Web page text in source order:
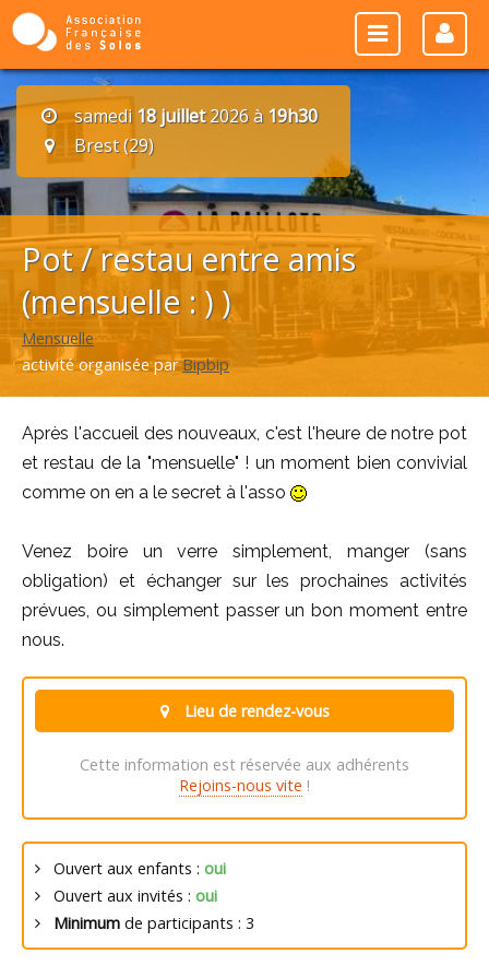
samedi 18 juillet2026 à 19h30
Brest (29)
Pot / restau entre amis
(mensuelle : ) )
Mensuelle
activité organisée parBipbip
Après l'accueil des nouveaux, c'est l'heure de notre pot
et restau de la "mensuelle" ! un moment bien convivial
comme on en a le secret à l'asso
Venez boire un verre simplement, manger (sans
obligation) et échanger sur les prochaines activités
prévues, ou simplement passer un bon moment entre
nous.
Lieu de rendez-vous
Cette information est réservée aux adhérents
Rejoins-nous vite !
Ouvert aux enfants : oui
Ouvert aux invités : oui
Minimum de participants : 3